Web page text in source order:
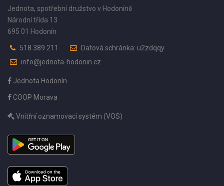
Jednota, spotřební družstvo v Hodoníně
Národní třída 13
695 01 Hodonín
518 389 211
Datová schránka: u2zdqqy
info@jednota-hodonin.cz
Jednota Hodonín
COOP Morava
Vnitřní oznamovací systém (VOS)